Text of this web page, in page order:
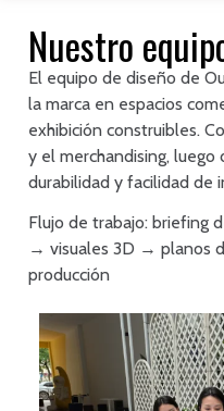
Nuestro
El equipo de diseño de
la marca en espacios
exhibición construibles.
y el merchandising, luego
durabilidad y facilidad de
Flujo de trabajo: briefing
→ visuales 3D → planos
producción